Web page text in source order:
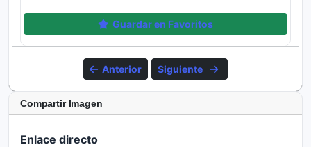
Guardar en Favoritos
Anterior Siguiente
Compartir Imagen
Enlace directo